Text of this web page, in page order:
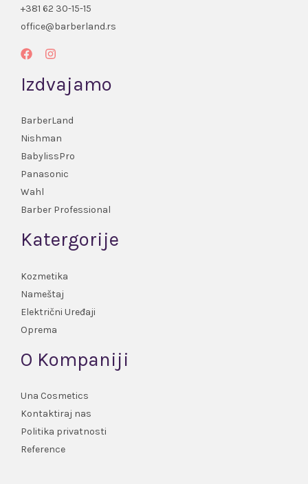
+381 62 30-15-15
office@barberland.rs
Izdvajamo
BarberLand
Nishman
BabylissPro
Panasonic
Wahl
Barber Professional
Katergorije
Kozmetika
Nameštaj
Električni Uređaji
Oprema
O Kompaniji
Una Cosmetics
Kontaktiraj nas
Politika privatnosti
Reference